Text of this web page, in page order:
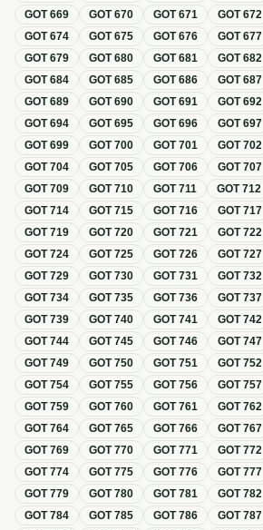
GOT669 GOT670 GOT671 GOT672
GOT674 GOT675 GOT676 GOT677
GOT679 GOT680 GOT681 GOT682
GOT684 GOT685 GOT686 GOT687
GOT689 GOT690 GOT691 GOT692
GOT694 GOT695 GOT696 GOT697
GOT699 GOT700 GOT701 GOT702
GOT704 GOT705 GOT706 GOT707
GOT709 GOT710 GOT711 GOT712
GOT714 GOT715 GOT716 GOT717
GOT719 GOT720 GOT721 GOT722
GOT724 GOT725 GOT726 GOT727
GOT729 GOT730 GOT731 GOT732
GOT734 GOT735 GOT736 GOT737
GOT739 GOT740 GOT741 GOT742
GOT744 GOT745 GOT746 GOT747
GOT749 GOT750 GOT751 GOT752
GOT754 GOT755 GOT756 GOT757
GOT759 GOT760 GOT761 GOT762
GOT764 GOT765 GOT766 GOT767
GOT769 GOT770 GOT771 GOT772
GOT774 GOT775 GOT776 GOT777
GOT779 GOT780 GOT781 GOT782
GOT784 GOT785 GOT786 GOT787